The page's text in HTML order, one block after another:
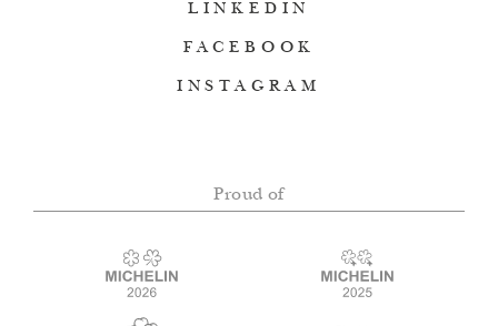
LINKEDIN
FACEBOOK
INSTAGRAM
Proud of